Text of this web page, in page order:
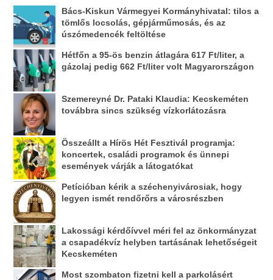
Bács-Kiskun Vármegyei Kormányhivatal: tilos a
tömlős locsolás, gépjárműmosás, és az
úszómedencék feltöltése
Hétfőn a 95-ös benzin átlagára 617 Ft/liter, a
gázolaj pedig 662 Ft/liter volt Magyarországon
Szemereyné Dr. Pataki Klaudia: Kecskeméten
továbbra sincs szükség vízkorlátozásra
Összeállt a Hírös Hét Fesztivál programja:
koncertek, családi programok és ünnepi
események várják a látogatókat
Petícióban kérik a széchenyivárosiak, hogy
legyen ismét rendőrőrs a városrészben
Lakossági kérdőívvel méri fel az önkormányzat
a csapadékvíz helyben tartásának lehetőségeit
Kecskeméten
Most szombaton fizetni kell a parkolásért